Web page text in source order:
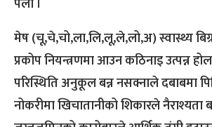
पला ।
मेष (चू,चे,चो,ला,लि,लू,ले,लो,अ) स्वास्थ्य
प्रकोप नियन्त्रणमा आउन कठिनाइ उत्पन्न
परिस्थिति अनुकूल बन्न नसक्नाले दबाबमा
नोकरीमा खिचातानीको शिकारले नैराश्यता